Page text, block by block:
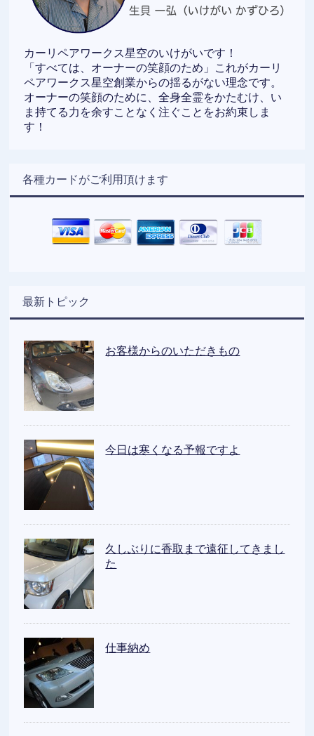
カーリペアワークス星空のいけがいです！
「すべては、オーナーの笑顔のため」これがカーリ
ペアワークス星空創業からの揺るがない理念です。
オーナーの笑顔のために、全身全霊をかたむけ、い
ま持てる力を余すことなく注ぐことをお約束しま
す！
各種カードがご利用頂けます
最新トピック
お客様からのいただきもの
今日は寒くなる予報ですよ
久しぶりに香取まで遠征してきまし
た
仕事納め